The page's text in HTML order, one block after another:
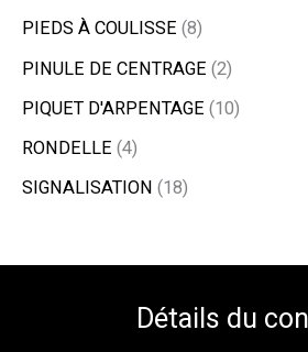
PIEDS À COULISSE 8
PINULE DE CENTRAGE 2
PIQUET D'ARPENTAGE 10
RONDELLE 4
SIGNALISATION
18
Détails du